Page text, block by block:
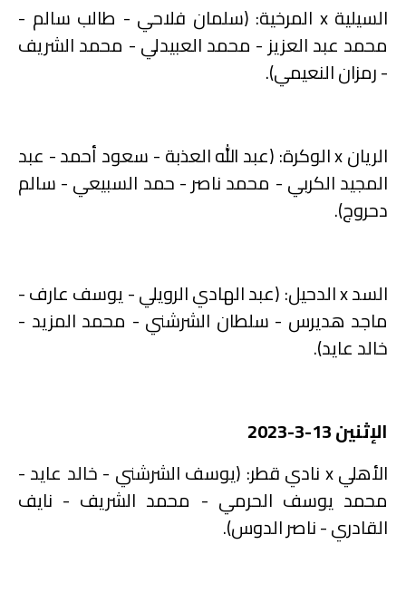
السيلية x المرخية: (سلمان فلاحي - طالب سالم -
محمد عبد العزيز - محمد العبيدلي - محمد الشريف
- رمزان النعيمي).
الريانxالوكرة: (عبد الله العذبة - سعود أحمد - عبد
المجيد الكربي - محمد ناصر - حمد السبيعي - سالم
دحروج).
السدxالدحيل: (عبد الهادي الرويلي - يوسف عارف -
ماجد هديرس - سلطان الشرشني - محمد المزيد -
خالد عايد).
الإثنين 13-3-2023
الأهليxنادي قطر: (يوسف الشرشني - خالد عايد -
محمد يوسف الحرمي - محمد الشريف - نايف
القادري - ناصر الدوس).